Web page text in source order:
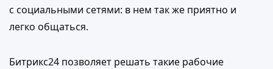
с социальными сетями: в нем так же приятно и
легко общаться.
Битрикс24 позволяет решать такие рабочие